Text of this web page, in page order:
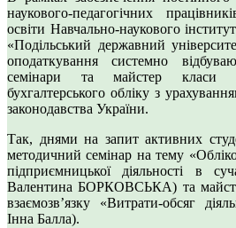
наукового-педагогічних
освіти Навчально-наукового
«Подільський державний
оподаткування системно
семінари та майстер класи з
бухгалтерського обліку з
законодавства України.
Так, днями на запит активних
методичний семінар на тему
підприємницької діяльності в
Валентина БОРКОВСЬКА) та
взаємозв’язку «Витрати-обсяг
Інна Балла).